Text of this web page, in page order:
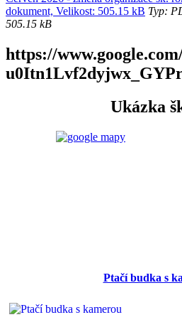
dokument, Velikost: 505.15 kB Typ:
505.15 kB
https://
Ukázka
Ptačí budka s